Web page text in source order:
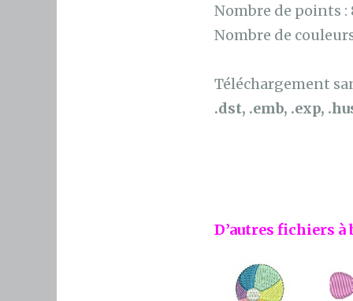
Nombre de points :
Nombre de
Téléchargement
.dst, .emb, .exp,
D’autres fichiers